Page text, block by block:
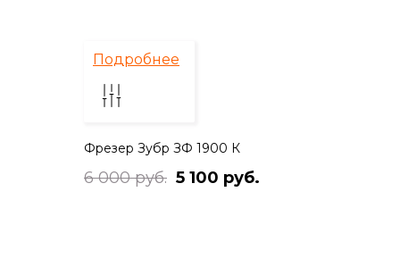
Подробнее
Фрезер Зубр ЗФ 1900 К
6 000 руб. 5 100 руб.